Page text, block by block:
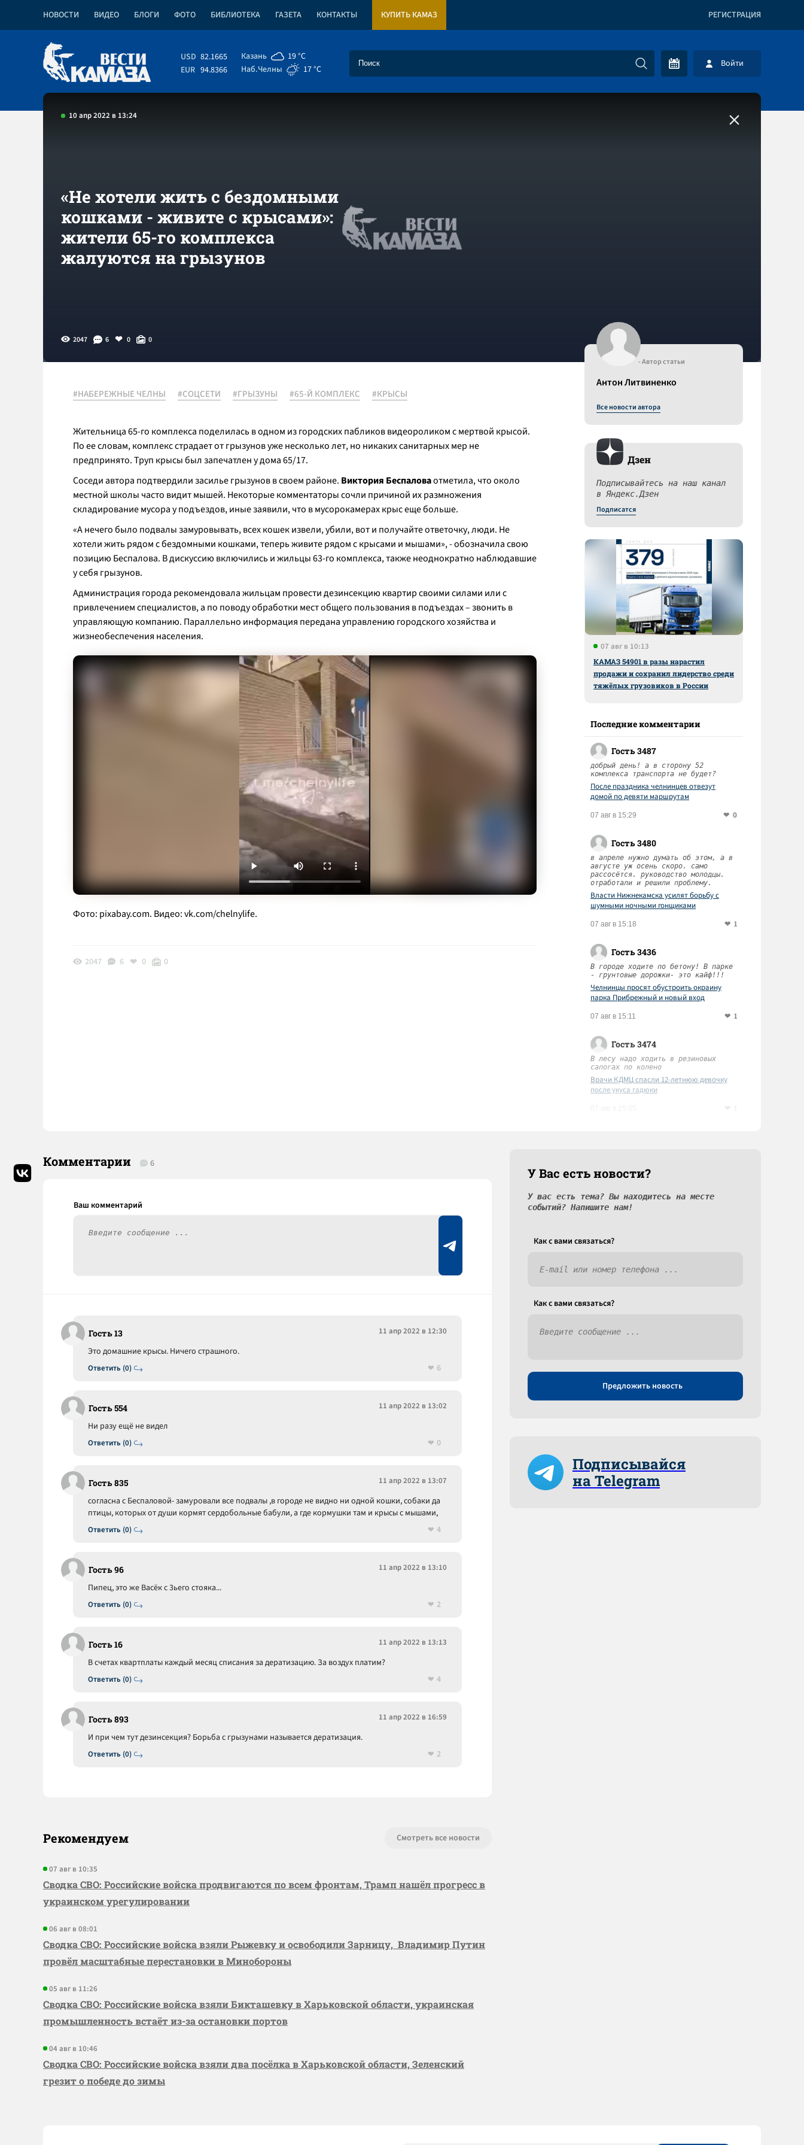
НОВОСТИ ВИДЕО БЛОГИ ФОТО БИБЛИОТЕКА ГАЗЕТА КОНТАКТЫ КУПИТЬ КАМАЗ РЕГИСТРАЦИЯ
USD 82.1665
EUR 94.8366
Казань
19 °C
Наб.Челны
17 °C Войти
10 апр 2022 в 13:24
«Не хотели жить с бездомными
кошками - живите с крысами»:
жители 65-го комплекса
жалуются на грызунов
2047 6 0 0
#НАБЕРЕЖНЫЕ ЧЕЛНЫ #СОЦСЕТИ #ГРЫЗУНЫ #65-Й КОМПЛЕКС #КРЫСЫ
Жительница 65-го комплекса поделилась в одном из городских пабликов видеороликом с мертвой крысой.
По ее словам, комплекс страдает от грызунов уже несколько лет, но никаких санитарных мер не
предпринято. Труп крысы был запечатлен у дома 65/17.
Соседи автора подтвердили засилье грызунов в своем районе. Виктория Беспаловаотметила, что около
местной школы часто видит мышей. Некоторые комментаторы сочли причиной их размножения
складирование мусора у подъездов, иные заявили, что в мусорокамерах крыс еще больше.
«А нечего было подвалы замуровывать, всех кошек извели, убили, вот и получайте ответочку, люди. Не
хотели жить рядом с бездомными кошками, теперь живите рядом с крысами и мышами», - обозначила свою
позицию Беспалова. В дискуссию включились и жильцы 63-го комплекса, также неоднократно наблюдавшие
у себя грызунов.
Администрация города рекомендовала жильцам провести дезинсекцию квартир своими силами или с
привлечением специалистов, а по поводу обработки мест общего пользования в подъездах – звонить в
управляющую компанию. Параллельно информация передана управлению городского хозяйства и
жизнеобеспечения населения.
Фото: pixabay.com. Видео: vk.com/chelnylife.
2047 6 0 0
- Автор статьи
Антон Литвиненко
Все новости автора
Дзен
Подписывайтесь на наш канал
в Яндекс.Дзен
Подписатся
07 авг в 10:13
КАМАЗ 54901 в разы нарастил
продажи и сохранил лидерство среди
тяжёлых грузовиков в России
Последние комментарии
Гость 3487
добрый день! а в сторону 52
комплекса транспорта не будет?
После праздника челнинцев отвезут
домой по девяти маршрутам
07 авг в 15:29 0
Гость 3480
в апреле нужно думать об этом, а в
августе уж осень скоро. само
рассосётся. руководство молодцы.
отработали и решили проблему.
Власти Нижнекамска усилят борьбу с
шумными ночными гонщиками
07 авг в 15:18 1
Гость 3436
В городе ходите по бетону! В парке
- грунтовые дорожки- это кайф!!!
Челнинцы просят обустроить окраину
парка Прибрежный и новый вход
07 авг в 15:11 1
Гость 3474
В лесу надо ходить в резиновых
сапогах по колено
Врачи КДМЦ спасли 12-летнюю девочку
после укуса гадюки
Комментарии 6
Гость 13 11 апр 2022 в 12:30
Ответить (0)
Это домашние крысы. Ничего страшного.
6
Гость 554 11 апр 2022 в 13:02
Ответить (0)
Ни разу ещё не видел
0
Гость 835 11 апр 2022 в 13:07
Ответить (0)
согласна с Беспаловой- замуровали все подвалы ,в городе не видно ни одной кошки, собаки да
птицы, которых от души кормят сердобольные бабули, а где кормушки там и крысы с мышами,
4
Гость 96 11 апр 2022 в 13:10
Ответить (0)
Пипец, это же Васёк с 3ьего стояка...
2
Гость 16 11 апр 2022 в 13:13
Ответить (0)
В счетах квартплаты каждый месяц списания за дератизацию. За воздух платим?
4
Гость 893 11 апр 2022 в 16:59
Ответить (0)
И при чем тут дезинсекция? Борьба с грызунами называется дератизация.
2
Рекомендуем Смотреть все новости
07 авг в 10:35
Сводка СВО: Российские войска продвигаются по всем фронтам, Трамп нашёл прогресс в
украинском урегулировании
06 авг в 08:01
Сводка СВО: Российские войска взяли Рыжевку и освободили Зарницу, Владимир Путин
провёл масштабные перестановки в Минобороны
05 авг в 11:26
Сводка СВО: Российские войска взяли Бикташевку в Харьковской области, украинская
промышленность встаёт из-за остановки портов
04 авг в 10:46
Сводка СВО: Российские войска взяли два посёлка в Харьковской области, Зеленский
грезит о победе до зимы
У Вас есть новости?
У вас есть тема? Вы находитесь на месте
событий? Напишите нам!
Как c вами связаться?
Как c вами связаться?
Предложить новость
Подписывайся
на Telegram